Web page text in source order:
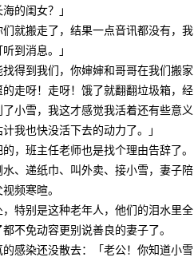
的闺女？」
就搬走了，结果一点音讯都没有，我
到消息。」
到我们，你婶婶和哥哥在我们搬家
走呀！走呀！饿了就翻翻垃圾箱，经
小雪，我这才感觉我活着还有些意义
我也快没活下去的动力了。」
班主任老师也是找个理由告辞了。
、递纸巾、叫外卖、接小雪，妻子陪
频寒暄。
特别是这种老年人，他们的泪水里全
不免动容更别说善良的妻子了。
染还没散去：「老公！你知道小雪